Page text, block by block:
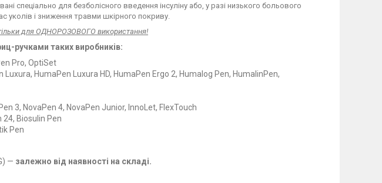
спеціально для безболісного введення інсуліну або, у разі низького больового
уколів і зниження травми шкірного покриву.
для ОДНОРОЗОВОГО використання!
ручками таких виробників:
Pro, OptiSet
Luxura, HumaPen Luxura HD, HumaPen Ergo 2, Humalog Pen, HumalinPen,
3, NovaPen 4, NovaPen Junior, InnoLet, FlexTouch
24, Biosulin Pen
Pen
— залежно від наявності на складі.